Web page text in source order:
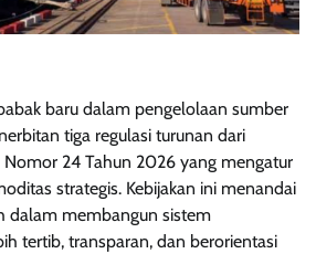
baru dalam pengelolaan sumber
tiga regulasi turunan dari
Nomor 24 Tahun 2026 yang mengatur
strategis. Kebijakan ini menandai
dalam membangun sistem
tertib, transparan, dan berorientasi